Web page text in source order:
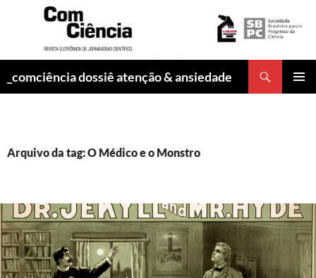
_comciência dossiê atenção & ansiedade
Arquivo da tag: O Médico e o Monstro